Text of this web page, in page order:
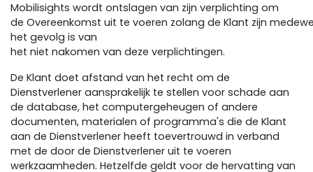
Mobilisights wordt ontslagen van zijn verplichting om
de Overeenkomst uit te voeren zolang de Klant zijn
het gevolg is van
het niet nakomen van deze verplichtingen.
De Klant doet afstand van het recht om de
Dienstverlener aansprakelijk te stellen voor schade aan
de database, het computergeheugen of andere
documenten, materialen of programma's die de Klant
aan de Dienstverlener heeft toevertrouwd in verband
met de door de Dienstverlener uit te voeren
werkzaamheden. Hetzelfde geldt voor de hervatting van